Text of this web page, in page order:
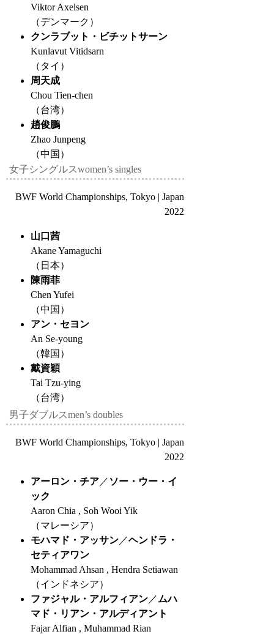
Viktor Axelsen
（デンマーク）
クンラブット・ビチットサーン
Kunlavut Vitidsarn
（タイ）
周天成
Chou Tien-chen
（台湾）
趙俊鵬
Zhao Junpeng
（中国）
女子シングルスwomen’s singles
BWF World Championships, Tokyo | Japan
2022
山口茜
Akane Yamaguchi
（日本）
陳雨菲
Chen Yufei
（中国）
アン・セヨン
An Se-young
（韓国）
戴資穎
Tai Tzu-ying
（台湾）
男子ダブルスmen’s doubles
BWF World Championships, Tokyo | Japan
2022
アーロン・チア／ ソー・ウー・イ
ック
Aaron Chia , Soh Wooi Yik
（マレーシア）
モハマド・アッサン／ヘンドラ・
セティアワン
Mohammad Ahsan , Hendra Setiawan
（インドネシア）
ファジャル・アルフィアン／ムハ
マド・リアン・アルディアント
Fajar Alfian , Muhammad Rian